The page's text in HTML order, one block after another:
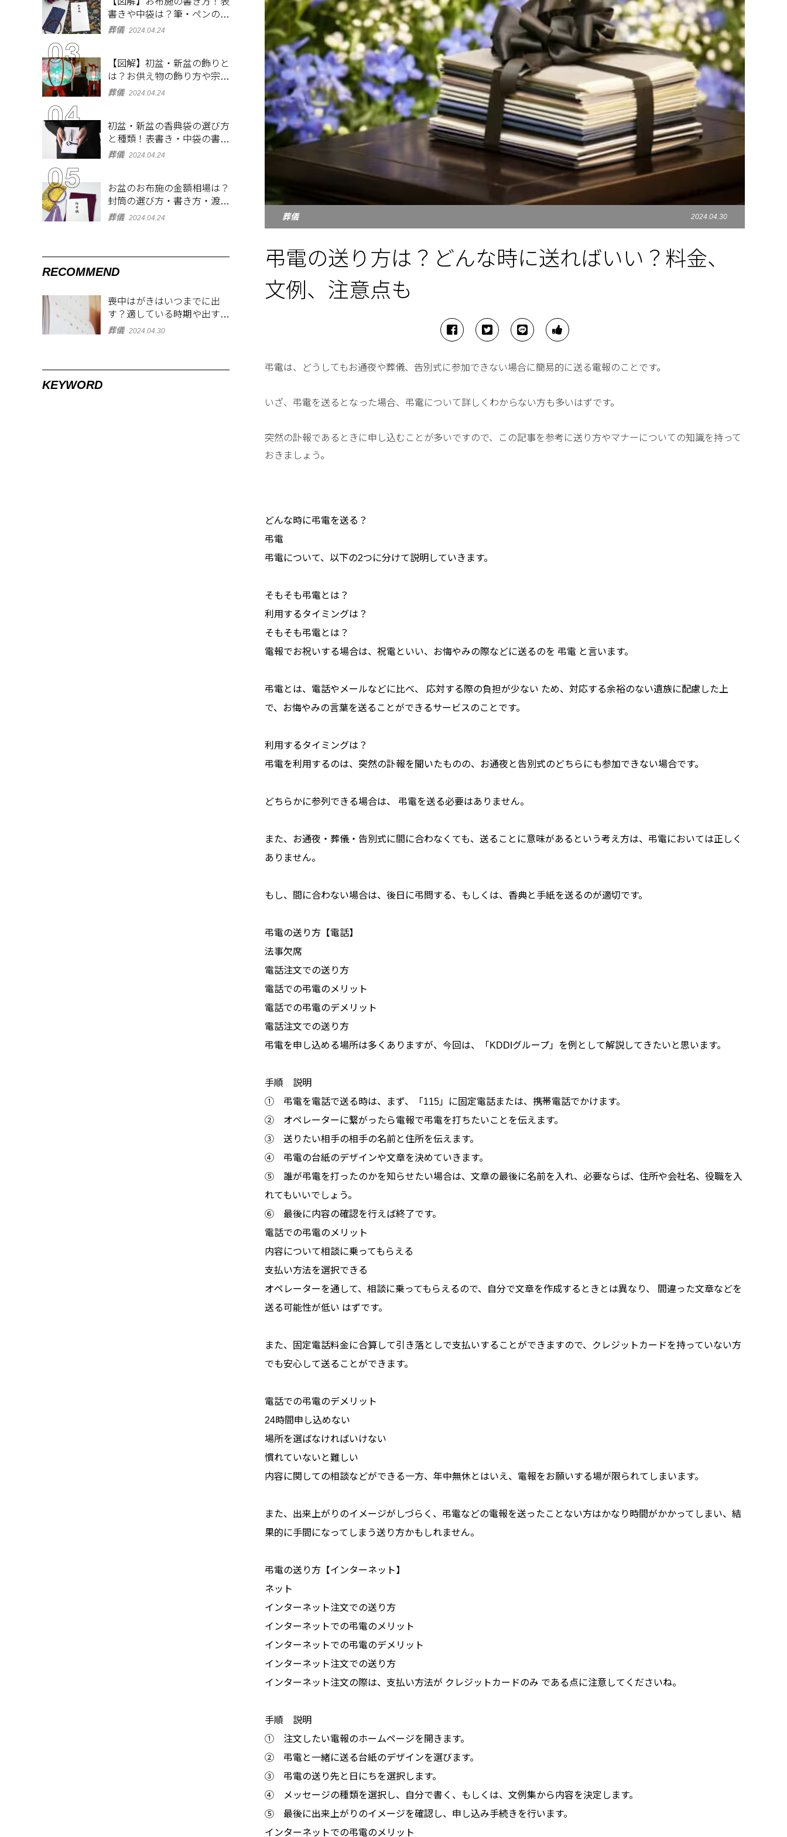
葬儀 2024.04.30
弔電の送り方は？どんな時に送ればいい？料金、
文例、注意点も
弔電は、どうしてもお通夜や葬儀、告別式に参加できない場合に簡易的に送る電報のことです。
いざ、弔電を送るとなった場合、弔電について詳しくわからない方も多いはずです。
突然の訃報であるときに申し込むことが多いですので、この記事を参考に送り方やマナーについての知識を持って
おきましょう。
どんな時に弔電を送る？
弔電
弔電について、以下の2つに分けて説明していきます。
そもそも弔電とは？
利用するタイミングは？
そもそも弔電とは？
電報でお祝いする場合は、祝電といい、お悔やみの際などに送るのを 弔電 と言います。
弔電とは、電話やメールなどに比べ、 応対する際の負担が少ない ため、対応する余裕のない遺族に配慮した上
で、お悔やみの言葉を送ることができるサービスのことです。
利用するタイミングは？
弔電を利用するのは、突然の訃報を聞いたものの、お通夜と告別式のどちらにも参加できない場合です。
どちらかに参列できる場合は、 弔電を送る必要はありません。
また、お通夜・葬儀・告別式に間に合わなくても、送ることに意味があるという考え方は、弔電においては正しく
ありません。
もし、間に合わない場合は、後日に弔問する、もしくは、香典と手紙を送るのが適切です。
弔電の送り方【電話】
法事欠席
電話注文での送り方
電話での弔電のメリット
電話での弔電のデメリット
電話注文での送り方
弔電を申し込める場所は多くありますが、今回は、「KDDIグループ」を例として解説してきたいと思います。
手順 説明
① 弔電を電話で送る時は、まず、「115」に固定電話または、携帯電話でかけます。
② オペレーターに繋がったら電報で弔電を打ちたいことを伝えます。
③ 送りたい相手の相手の名前と住所を伝えます。
④ 弔電の台紙のデザインや文章を決めていきます。
⑤ 誰が弔電を打ったのかを知らせたい場合は、文章の最後に名前を入れ、必要ならば、住所や会社名、役職を入
れてもいいでしょう。
⑥ 最後に内容の確認を行えば終了です。
電話での弔電のメリット
内容について相談に乗ってもらえる
支払い方法を選択できる
オペレーターを通して、相談に乗ってもらえるので、自分で文章を作成するときとは異なり、 間違った文章などを
送る可能性が低い はずです。
また、固定電話料金に合算して引き落としで支払いすることができますので、クレジットカードを持っていない方
でも安心して送ることができます。
電話での弔電のデメリット
24時間申し込めない
場所を選ばなければいけない
慣れていないと難しい
内容に関しての相談などができる一方、年中無休とはいえ、電報をお願いする場が限られてしまいます。
また、出来上がりのイメージがしづらく、弔電などの電報を送ったことない方はかなり時間がかかってしまい、結
果的に手間になってしまう送り方かもしれません。
弔電の送り方【インターネット】
ネット
インターネット注文での送り方
インターネットでの弔電のメリット
インターネットでの弔電のデメリット
インターネット注文での送り方
インターネット注文の際は、支払い方法が クレジットカードのみ である点に注意してくださいね。
手順 説明
① 注文したい電報のホームページを開きます。
② 弔電と一緒に送る台紙のデザインを選びます。
③ 弔電の送り先と日にちを選択します。
④ メッセージの種類を選択し、自分で書く、もしくは、文例集から内容を決定します。
⑤ 最後に出来上がりのイメージを確認し、申し込み手続きを行います。
インターネットでの弔電のメリット
書きや中袋は？筆・ペンのマ
ナーとよくあるQ&A集
葬儀 2024.04.24
【図解】初盆・新盆の飾りと
は？お供え物の飾り方や宗派
ごとの違いを解説！
葬儀 2024.04.24
初盆・新盆の香典袋の選び方
と種類！表書き・中袋の書き
方、お札の入れ方も
葬儀 2024.04.24
お盆のお布施の金額相場は？
封筒の選び方・書き方・渡し
方も解説
葬儀 2024.04.24
RECOMMEND
喪中はがきはいつまでに出
す？適している時期や出す範
囲を解説！
葬儀 2024.04.30
KEYWORD